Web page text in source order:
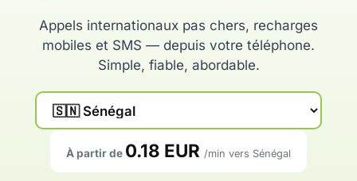
Appels internationaux pas chers, recharges
mobiles et SMS — depuis votre téléphone.
Simple, fiable, abordable.
À partir de 0.18 EUR /min vers Sénégal